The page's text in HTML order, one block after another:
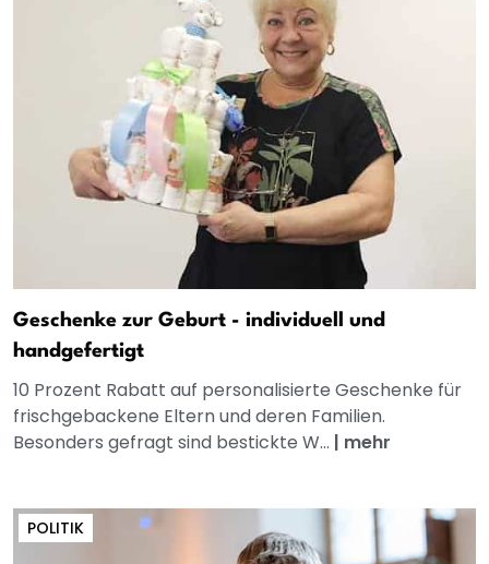
Geschenke zur Geburt - individuell und
handgefertigt
10 Prozent Rabatt auf personalisierte Geschenke für
frischgebackene Eltern und deren Familien.
Besonders gefragt sind bestickte W... | mehr
POLITIK